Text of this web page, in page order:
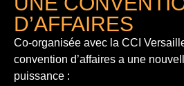
D’AFFAIRES
Co-organisée avec la CCI
convention d’affaires a une
puissance :